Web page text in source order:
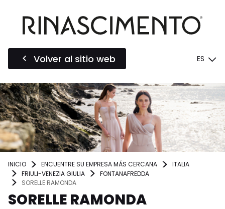
Volver al sitio web ES
INICIO ENCUENTRE SU EMPRESA MÁS CERCANA
ITALIA
FRIULI-VENEZIA GIULIA
FONTANAFREDDA
SORELLE RAMONDA
SORELLE RAMONDA